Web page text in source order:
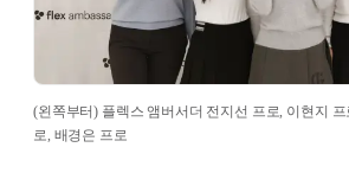
(왼쪽부터) 플렉스 앰버서더 전지선 프로, 이현지
로, 배경은 프로